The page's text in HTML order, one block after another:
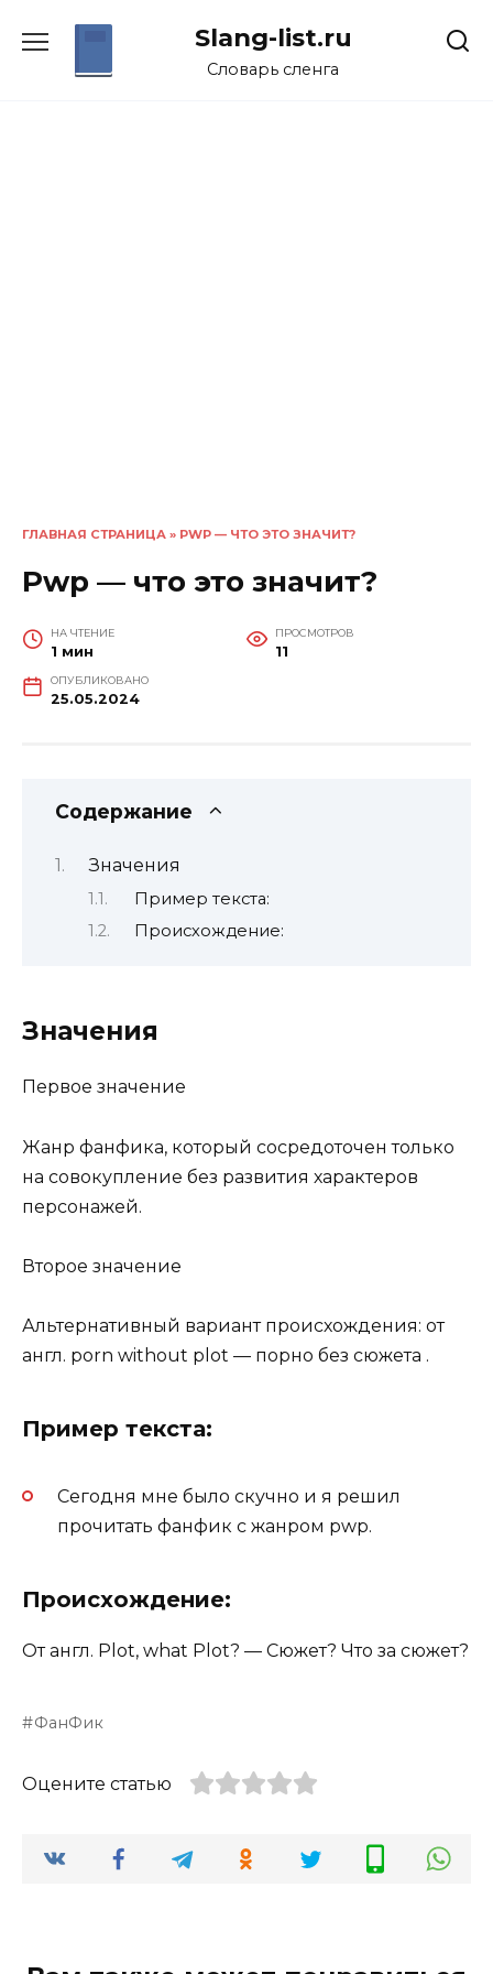
Slang-list.ru
Словарь сленга
ГЛАВНАЯ СТРАНИЦА » PWP — ЧТО ЭТО ЗНАЧИТ?
Pwp — что это значит?
НА ЧТЕНИЕ
1 мин
ПРОСМОТРОВ
11
ОПУБЛИКОВАНО
25.05.2024
Содержание
Значения
Пример текста:
Происхождение:
Значения
Первое значение
Жанр фанфика, который сосредоточен только
на совокупление без развития характеров
персонажей.
Второе значение
Альтернативный вариант происхождения: от
англ. porn without plot — порно без сюжета .
Пример текста:
Сегодня мне было скучно и я решил
прочитать фанфик с жанром pwp.
Происхождение:
От англ. Plot, what Plot? — Сюжет? Что за сюжет?
ФанФик
Оцените статью